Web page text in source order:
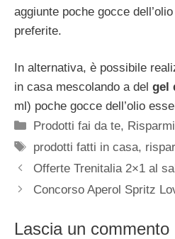
aggiunte poche gocce
preferite.
In alternativa, è possibile
in casa mescolando a del gel
ml) poche gocce dell’olio
Categorie
Prodotti fai da te,
Tag
prodotti fatti in casa,
Offerte Trenitalia 2×1 al
Concorso Aperol Spritz
Lascia un commento